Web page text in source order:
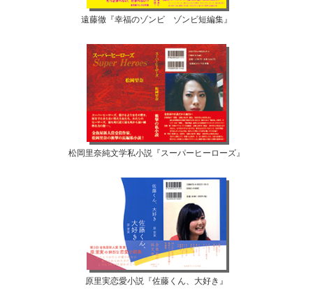
遠藤徹『幸福のゾンビ ゾンビ短編集』
松岡里奈純文学私小説『スーパーヒーローズ』
原里実恋愛小説『佐藤くん、大好き』